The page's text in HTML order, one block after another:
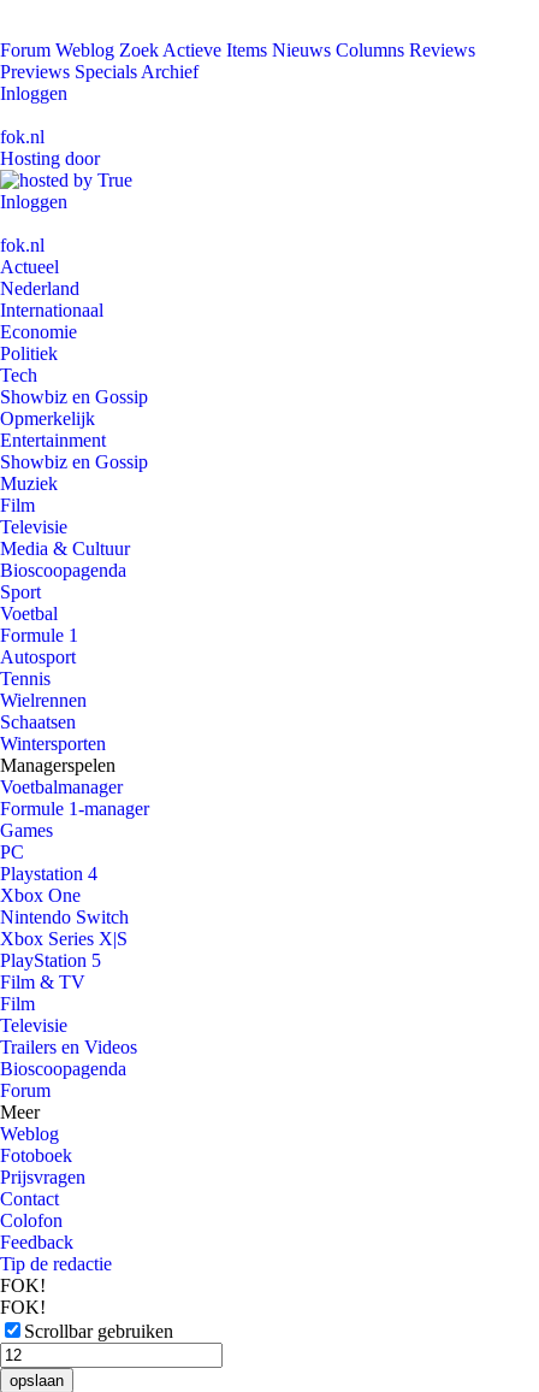
Forum Weblog Zoek Actieve Items Nieuws Columns Reviews
Previews Specials Archief
Inloggen
fok.nl
Hosting door
Inloggen
fok.nl
Actueel
Nederland
Internationaal
Economie
Politiek
Tech
Showbiz en Gossip
Opmerkelijk
Entertainment
Showbiz en Gossip
Muziek
Film
Televisie
Media & Cultuur
Bioscoopagenda
Sport
Voetbal
Formule 1
Autosport
Tennis
Wielrennen
Schaatsen
Wintersporten
Managerspelen
Voetbalmanager
Formule 1-manager
Games
PC
Playstation 4
Xbox One
Nintendo Switch
Xbox Series X|S
PlayStation 5
Film & TV
Film
Televisie
Trailers en Videos
Bioscoopagenda
Forum
Meer
Weblog
Fotoboek
Prijsvragen
Contact
Colofon
Feedback
Tip de redactie
FOK!
FOK!
Scrollbar gebruiken
opslaan